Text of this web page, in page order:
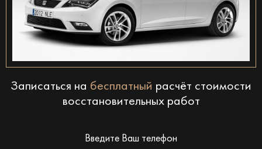
Записаться на бесплатный расчёт стоимости
восстановительных работ
Введите Ваш телефон